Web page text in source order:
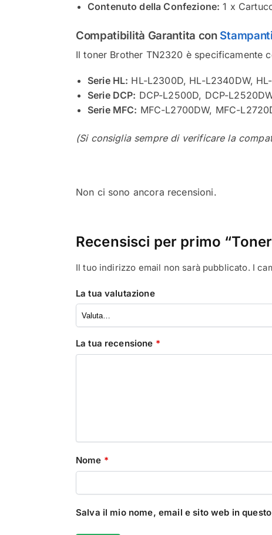
Contenuto della Confezione: 1 x
Compatibilità Garantita con
Il toner Brother TN2320 è specificamente
Serie HL: HL-L2300D, HL-L2340DW,
Serie DCP: DCP-L2500D, DCP-
Serie MFC: MFC-L2700DW, MFC-
(Si consiglia sempre di verificare la
Non ci sono ancora recensioni.
Recensisci per primo
Il tuo indirizzo email non sarà pubblicato. I
La tua valutazione
La tua recensione *
Nome *
Salva il mio nome, email e sito web in